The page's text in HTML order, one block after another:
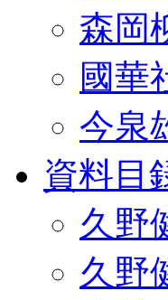
森岡
國華
今泉
資料目
久野
久野